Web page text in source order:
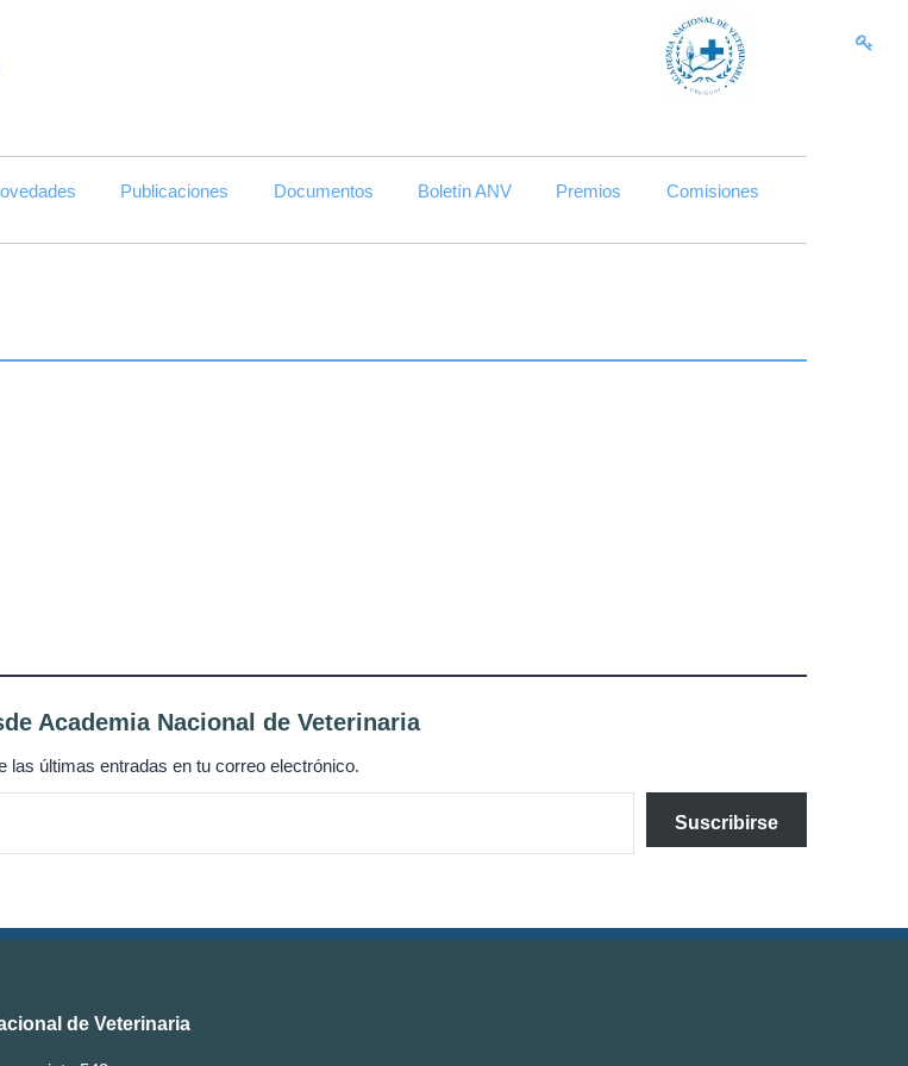
Publicaciones Documentos Boletín ANV Premios Comisiones
Academia Nacional de Veterinaria
las últimas entradas en tu correo electrónico.
Suscribirse
de Veterinaria